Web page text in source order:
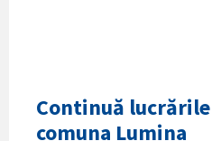
Continuă
comuna Lumina